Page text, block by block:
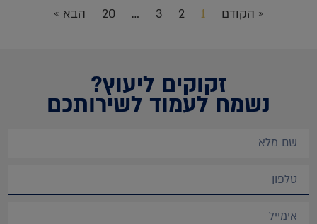
« הקודם 1
2
3
…
20 הבא »
זקוקים ליעוץ?
נשמח לעמוד לשירותכם